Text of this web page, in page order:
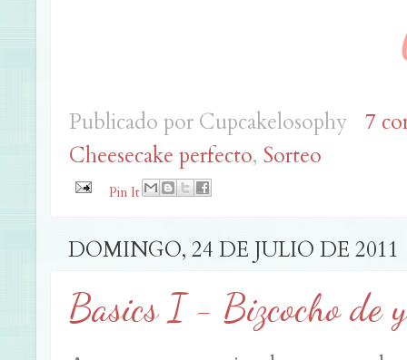
Publicado por Cupcakelosophy
7
Cheesecake perfecto, Sorteo
Pin It
DOMINGO, 24 DE JULIO DE 2011
Basics I - Bizcocho de